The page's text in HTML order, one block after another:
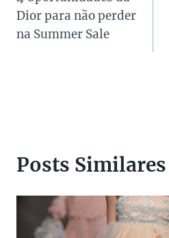
de
Post
Dior para não perder
na Summer Sale
Posts Similares